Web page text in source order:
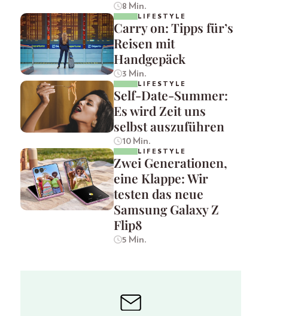
8 Min.
LIFESTYLE
Carry on: Tipps für’s
Reisen mit
Handgepäck
3 Min.
LIFESTYLE
Self-Date-Summer:
Es wird Zeit uns
selbst auszuführen
10 Min.
LIFESTYLE
Zwei Generationen,
eine Klappe: Wir
testen das neue
Samsung Galaxy Z
Flip8
5 Min.